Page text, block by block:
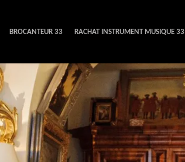
BROCANTEUR 33 RACHAT INSTRUMENT MUSIQUE 33